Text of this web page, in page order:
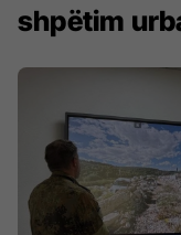
shpëtim